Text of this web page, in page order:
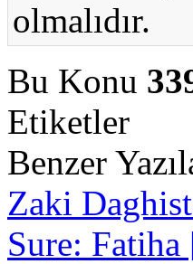
olmalıdır.
Bu Konu
Etiketler
Benzer
Zaki
Sure: